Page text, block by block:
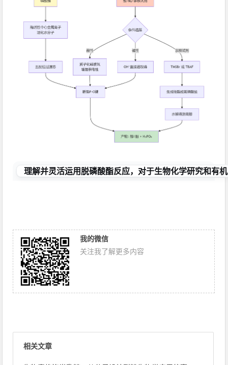
理解并灵活运用脱磷酸酯反应，对于生物化学研究和有
我的微信
关注我了解更多内容
相关文章